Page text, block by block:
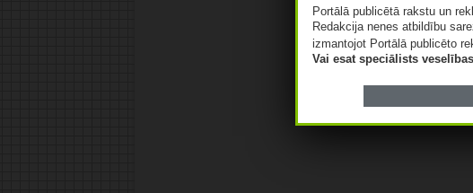
Portālā publicētā rakstu un
Redakcija nenes atbildību
izmantojot Portālā publicēto
Vai esat speciālists